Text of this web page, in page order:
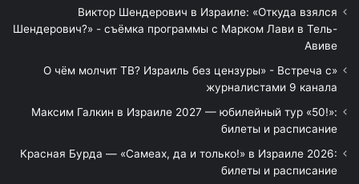
Виктор Шендерович в Израиле: «Откуда взялся
Шендерович?» - съёмка программы с Марком Лави в Тель-
Авиве
«О чём молчит ТВ? Израиль без цензуры» - Встреча с
журналистами 9 канала
Максим Галкин в Израиле 2027 — юбилейный тур «50!»:
билеты и расписание
Красная Бурда — «Самеах, да и только!» в Израиле 2026:
билеты и расписание